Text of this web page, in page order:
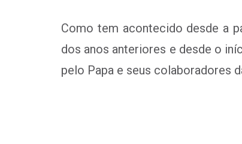
Como tem acontecido desde a
dos anos anteriores e desde o
pelo Papa e seus colaboradores